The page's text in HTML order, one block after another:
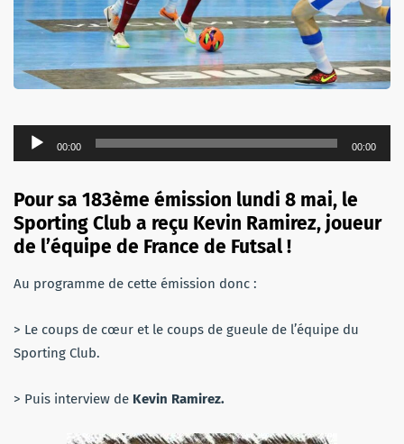
Lecteur
audio
00:00 00:00
Pour sa 183ème émission lundi 8 mai, le
Sporting Club a reçu Kevin Ramirez, joueur
de l’équipe de France de Futsal !
Au programme de cette émission donc :
> Le coups de cœur et le coups de gueule de l’équipe du
Sporting Club.
> Puis interview de Kevin Ramirez.